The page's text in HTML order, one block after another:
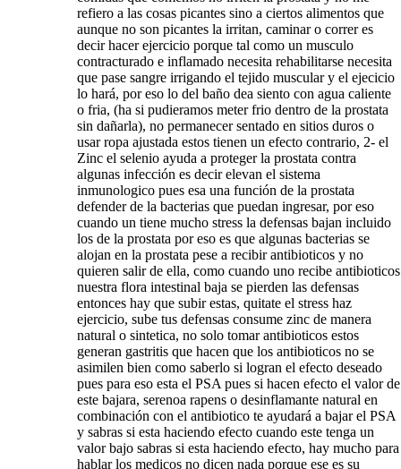
refiero a las cosas picantes sino a ciertos alimentos que
aunque no son picantes la irritan, caminar o correr es
decir hacer ejercicio porque tal como un musculo
contracturado e inflamado necesita rehabilitarse necesita
que pase sangre irrigando el tejido muscular y el ejecicio
lo hará, por eso lo del baño dea siento con agua caliente
o fria, (ha si pudieramos meter frio dentro de la prostata
sin dañarla), no permanecer sentado en sitios duros o
usar ropa ajustada estos tienen un efecto contrario, 2- el
Zinc el selenio ayuda a proteger la prostata contra
algunas infección es decir elevan el sistema
inmunologico pues esa una función de la prostata
defender de la bacterias que puedan ingresar, por eso
cuando un tiene mucho stress la defensas bajan incluido
los de la prostata por eso es que algunas bacterias se
alojan en la prostata pese a recibir antibioticos y no
quieren salir de ella, como cuando uno recibe antibioticos
nuestra flora intestinal baja se pierden las defensas
entonces hay que subir estas, quitate el stress haz
ejercicio, sube tus defensas consume zinc de manera
natural o sintetica, no solo tomar antibioticos estos
generan gastritis que hacen que los antibioticos no se
asimilen bien como saberlo si logran el efecto deseado
pues para eso esta el PSA pues si hacen efecto el valor de
este bajara, serenoa rapens o desinflamante natural en
combinación con el antibiotico te ayudará a bajar el PSA
y sabras si esta haciendo efecto cuando este tenga un
valor bajo sabras si esta haciendo efecto, hay mucho para
hablar los medicos no dicen nada porque ese es su